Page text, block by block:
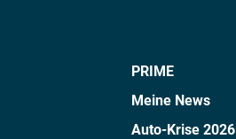
PRIME
Meine News
Auto-Krise 2026